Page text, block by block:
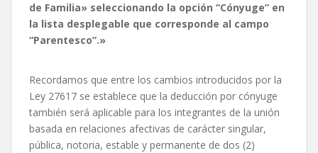
de Familia» seleccionando la opción “Cónyuge” en
la lista desplegable que corresponde al campo
“Parentesco”.»
Recordamos que entre los cambios introducidos por la
Ley 27617 se establece que la deducción por cónyuge
también será aplicable para los integrantes de la unión
basada en relaciones afectivas de carácter singular,
pública, notoria, estable y permanente de dos (2)